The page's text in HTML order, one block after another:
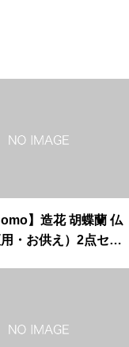
】造花 胡蝶蘭 仏
・お供え）2点セッ